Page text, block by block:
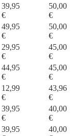
39,95
€
50,00
€
49,95
€
50,00
€
29,95
€
45,00
€
44,95
€
45,00
€
12,99
€
43,96
€
39,95
€
40,00
€
39,95
40,00